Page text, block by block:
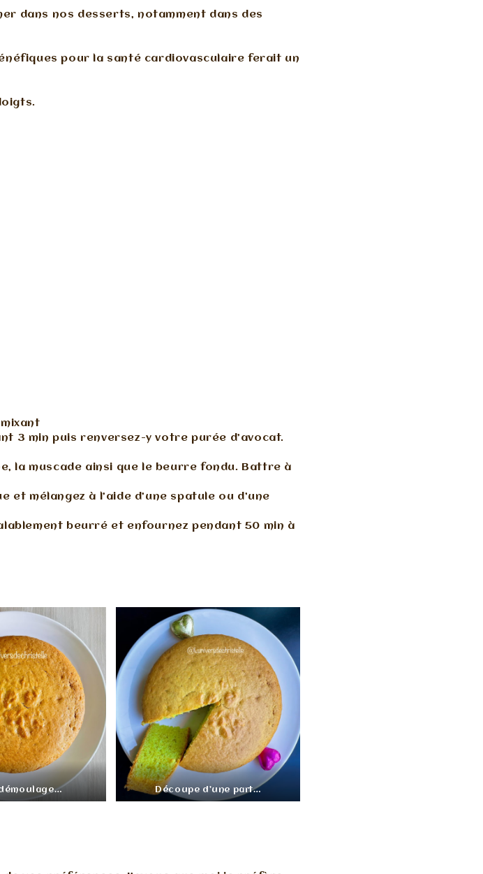
dans nos desserts, notamment dans des
pour la santé cardiovasculaire ferait un
3 min puis renversez-y votre purée d’avocat.
la muscade ainsi que le beurre fondu. Battre à
mélangez à l’aide d’une spatule ou d’une
beurré et enfournez pendant 50 min à
Découpe d’une part…